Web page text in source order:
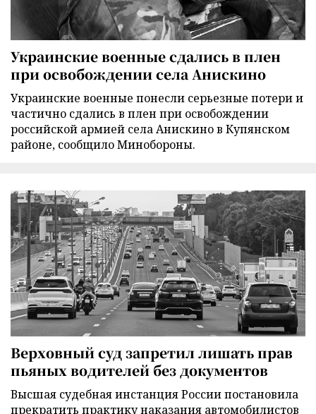
Украинские военные сдались в плен
при освобождении села Анискино
Украинские военные понесли серьезные потери и
частично сдались в плен при освобождении
российской армией села Анискино в Купянском
районе, сообщило Минобороны.
Верховный суд запретил лишать прав
пьяных водителей без документов
Высшая судебная инстанция России постановила
прекратить практику наказания автомобилистов